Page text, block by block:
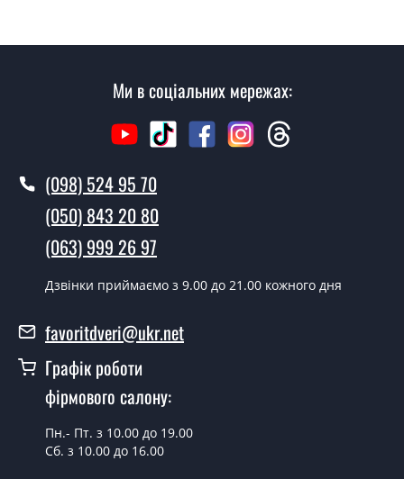
Ми в соціальних мережах:
(098) 524 95 70
(050) 843 20 80
(063) 999 26 97
Дзвінки приймаємо з 9.00 до 21.00 кожного дня
favoritdveri@ukr.net
Графік роботи
фірмового салону:
Пн.- Пт. з 10.00 до 19.00
Сб. з 10.00 до 16.00